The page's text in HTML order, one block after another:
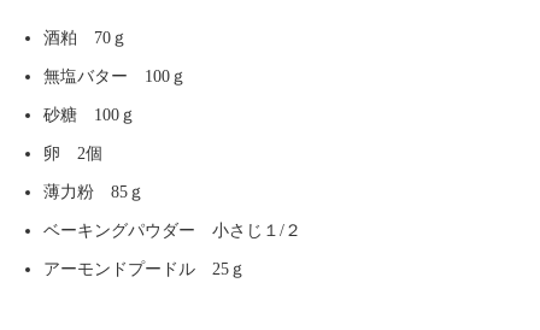
酒粕 70ｇ
無塩バター 100ｇ
砂糖 100ｇ
卵 2個
薄力粉 85ｇ
ベーキングパウダー 小さじ１/２
アーモンドプードル 25ｇ